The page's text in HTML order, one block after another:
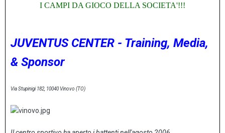
I CAMPI DA GIOCO DELLA SOCIETA'!!!
JUVENTUS CENTER - Training, Media,
& Sponsor
Via Stupinigi 182, 10040 Vinovo (TO)